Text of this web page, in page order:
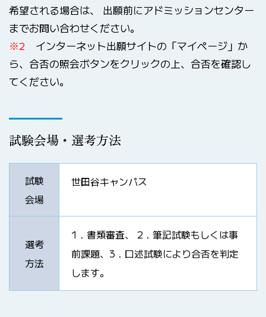
希望される場合は、 出願前にアドミッションセンター
までお問い合わせください。
※2 インターネット出願サイトの「マイページ」か
ら、合否の照会ボタンをクリックの上、合否を確認し
てください。
試験会場・選考方法
試験
会場
世田谷キャンパス
選考
方法
1．書類審査、 2．筆記試験もしくは事
前課題、3．口述試験により合否を判定
します。